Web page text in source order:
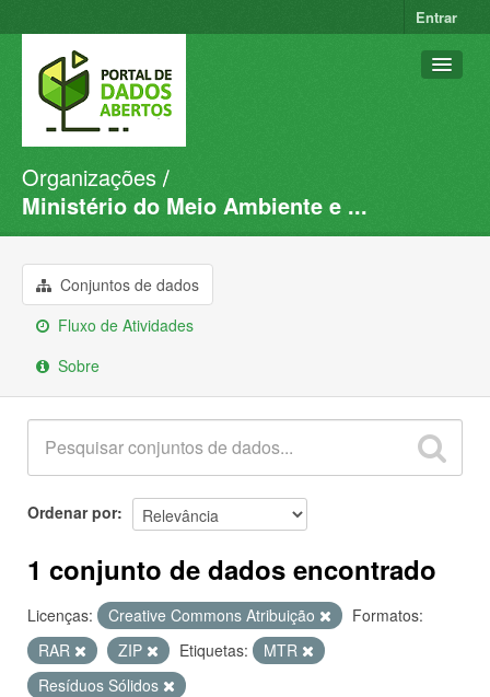
Entrar
Conjuntos de dados
Organizações
Sobre
Organizações
Ministério do Meio Ambiente e ...
Conjuntos de dados
Fluxo de Atividades
Sobre
Ordenar por
1 conjunto de dados encontrado
Licenças: Creative Commons Atribuição
Formatos:
RAR
ZIP Etiquetas:
MTR
Resíduos Sólidos